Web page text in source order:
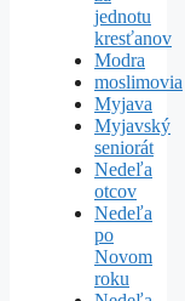
jednotu
kresťanov
Modra
moslimovia
Myjava
Myjavský
seniorát
Nedeľa
otcov
Nedeľa
po
Novom
roku